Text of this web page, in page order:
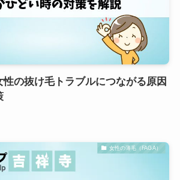
の抜け毛トラブルにつながる原因
女性の薄毛（FAGA）